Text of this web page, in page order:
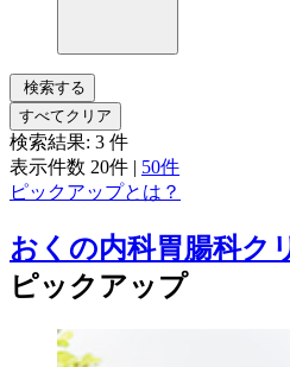
検索する
すべてクリア
検索結果: 3 件
表示件数 20件 | 50件
ピックアップとは？
おくの内科胃腸科ク
ピックアップ